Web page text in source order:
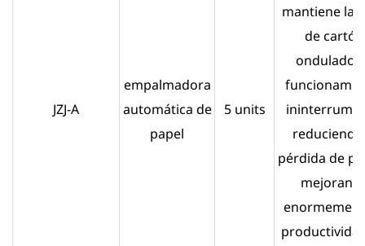
JZJ-A
empalmadora
automática de
papel
5 units
mantiene la
de cartón
ondulado
pérdida de